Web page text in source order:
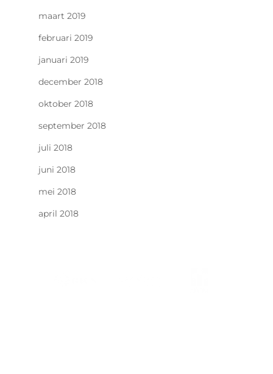
maart 2019
februari 2019
januari 2019
december 2018
oktober 2018
september 2018
juli 2018
juni 2018
mei 2018
april 2018